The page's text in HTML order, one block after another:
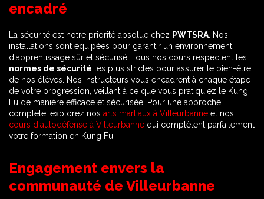
encadré
La sécurité est notre priorité absolue chez PWTSRA . Nos
installations sont équipées pour garantir un environnement
d'apprentissage sûr et sécurisé. Tous nos cours respectent les
normes de sécurité les plus strictes pour assurer le bien-être
de nos élèves. Nos instructeurs vous encadrent à chaque étape
de votre progression, veillant à ce que vous pratiquiez le Kung
Fu de manière efficace et sécurisée. Pour une approche
complète, explorez nos arts martiaux à Villeurbanne et nos
cours d'autodéfense à Villeurbanne qui complètent parfaitement
votre formation en Kung Fu.
Engagement envers la
communauté de Villeurbanne